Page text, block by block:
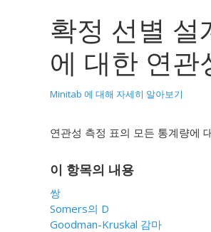
확정 선별 설
에 대한 연관
Minitab 에 대해 자세히 알아보기
연관성 측정 표의 모든 통계량에
이 항목의 내용
쌍
Somers의 D
Goodman-Kruskal 감마